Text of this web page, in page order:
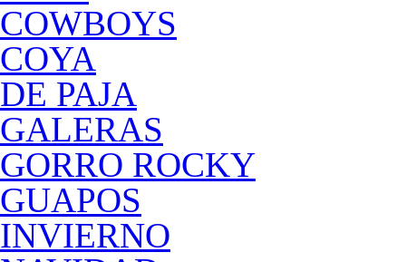
COWBOYS
COYA
DE PAJA
GALERAS
GORRO ROCKY
GUAPOS
INVIERNO